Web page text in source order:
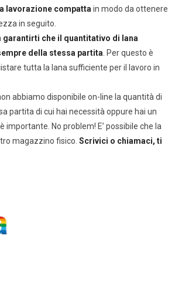
lavorazione compattain modo da ottenere
in seguito.
garantirti che il quantitativo di lana
della stessa partita. Per questo è
tutta la lana sufficiente per il lavoro in
abbiamo disponibile on-line la quantità di
partita di cui hai necessità oppure hai un
importante. No problem! E’ possibile che la
magazzino fisico. Scrivici o chiamaci, ti